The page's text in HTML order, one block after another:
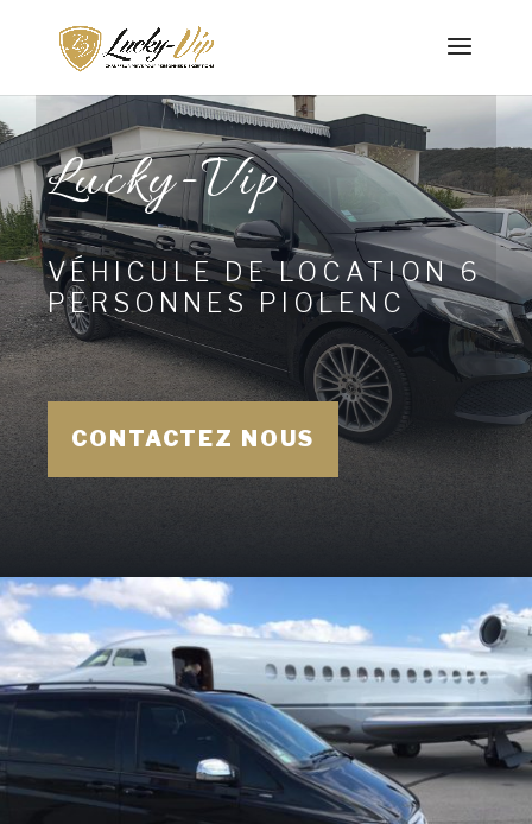
Lucky-Vip
VÉHICULE DE LOCATION 6
PERSONNES PIOLENC
CONTACTEZ NOUS